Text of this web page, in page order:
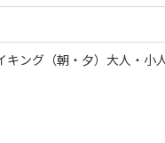
キング（朝・夕）大人・小